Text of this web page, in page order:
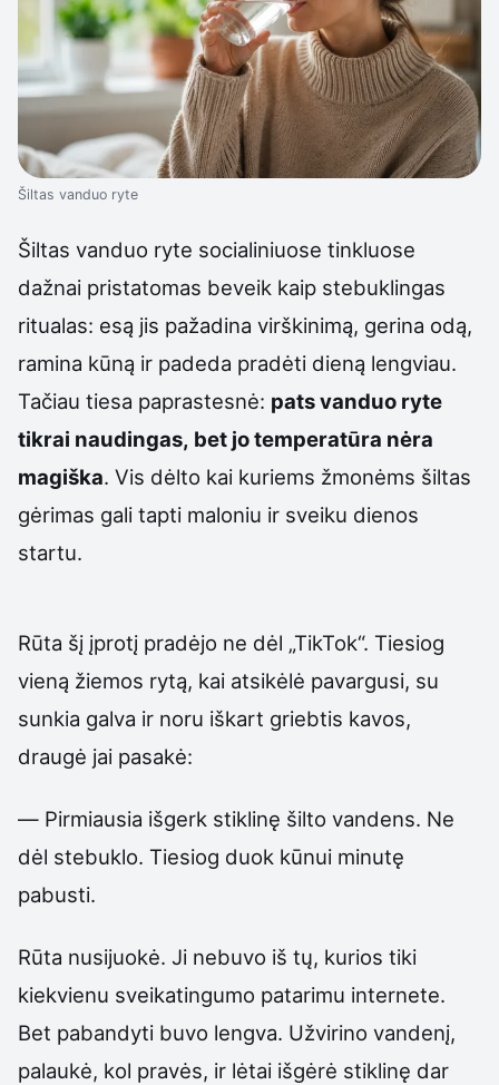
Šiltas vanduo ryte
Šiltas vanduo ryte socialiniuose tinkluose
dažnai pristatomas beveik kaip stebuklingas
ritualas: esą jis pažadina virškinimą, gerina odą,
ramina kūną ir padeda pradėti dieną lengviau.
Tačiau tiesa paprastesnė: pats vanduo ryte
tikrai naudingas, bet jo temperatūra nėra
magiška. Vis dėlto kai kuriems žmonėms šiltas
gėrimas gali tapti maloniu ir sveiku dienos
startu.
Rūta šį įprotį pradėjo ne dėl „TikTok“. Tiesiog
vieną žiemos rytą, kai atsikėlė pavargusi, su
sunkia galva ir noru iškart griebtis kavos,
draugė jai pasakė:
— Pirmiausia išgerk stiklinę šilto vandens. Ne
dėl stebuklo. Tiesiog duok kūnui minutę
pabusti.
Rūta nusijuokė. Ji nebuvo iš tų, kurios tiki
kiekvienu sveikatingumo patarimu internete.
Bet pabandyti buvo lengva. Užvirino vandenį,
palaukė, kol pravės, ir lėtai išgėrė stiklinę dar